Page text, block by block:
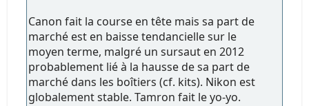
Canon fait la course en tête mais sa part de
marché est en baisse tendancielle sur le
moyen terme, malgré un sursaut en 2012
probablement lié à la hausse de sa part de
marché dans les boîtiers (cf. kits). Nikon est
globalement stable. Tamron fait le yo-yo.